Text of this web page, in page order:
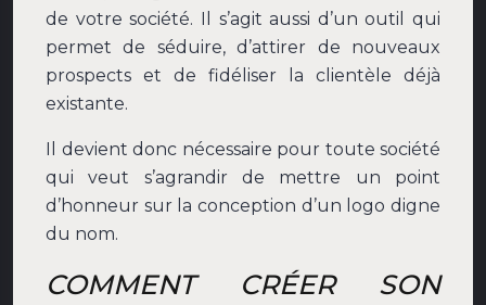
de votre société. Il s’agit aussi d’un outil qui
permet de séduire, d’attirer de nouveaux
prospects et de fidéliser la clientèle déjà
existante.
Il devient donc nécessaire pour toute société
qui veut s’agrandir de mettre un point
d’honneur sur la conception d’un logo digne
du nom.
COMMENT CRÉER SON